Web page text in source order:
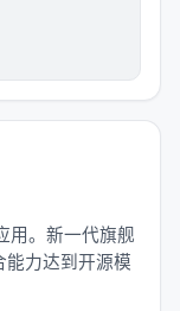
× 拓扑结构 ×
理这种离散空
用。新一代旗舰
能力达到开源模